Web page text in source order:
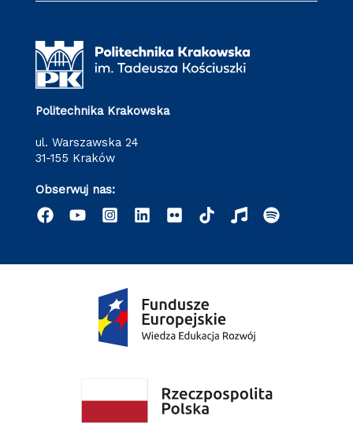
Politechnika Krakowska
ul. Warszawska 24
31-155 Kraków
Obserwuj nas: